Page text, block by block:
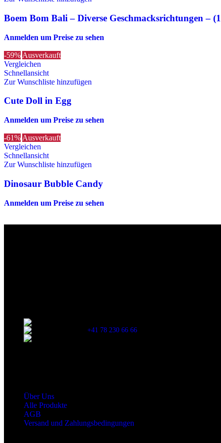
Boem Bom Bali – Diverse Geschmacksrichtungen –
Anmelden um Preise zu sehen
-59% Ausverkauft
Vergleichen
Schnellansicht
Zur Wunschliste hinzufügen
Cute Doll in Egg
Anmelden um Preise zu sehen
-61% Ausverkauft
Vergleichen
Schnellansicht
Zur Wunschliste hinzufügen
Dinosaur Bubble Candy
Anmelden um Preise zu sehen
+41 78 230 66 66
Über Uns
Alle Produkte
AGB
Versand und Zahlungsbedingungen